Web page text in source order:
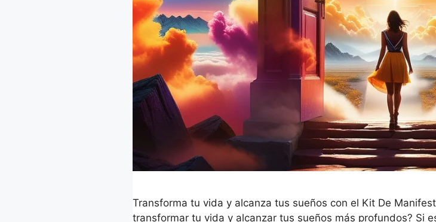
Transforma tu vida y alcanza tus sueños con el Kit De
transformar tu vida y alcanzar tus sueños más profundos? Si